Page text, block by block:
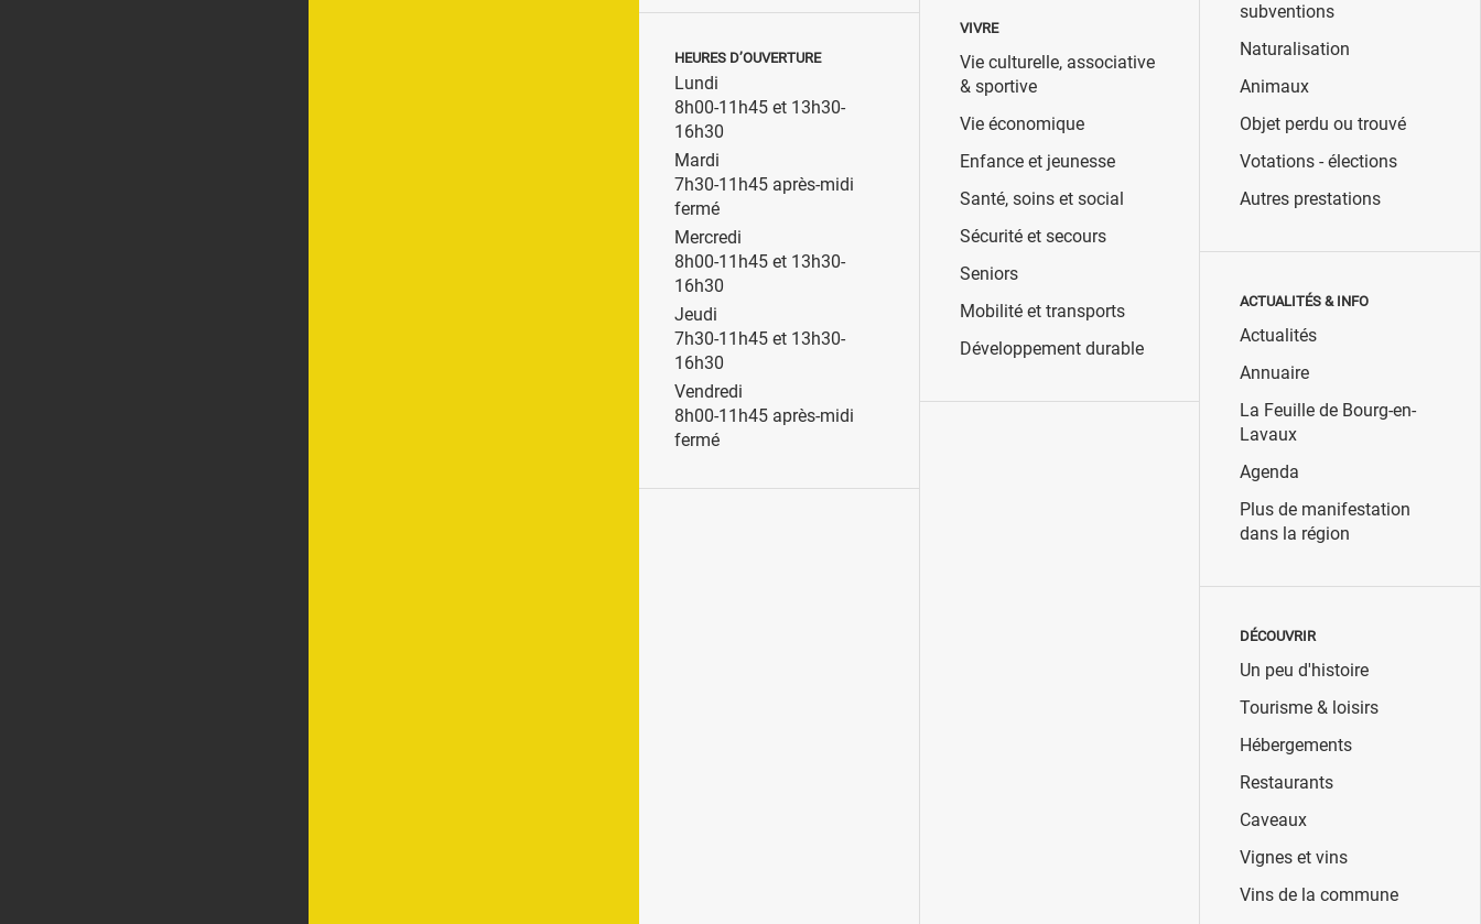
HEURES D’OUVERTURE
Lundi
8h00-11h45 et 13h30-
16h30
Mardi
7h30-11h45 après-midi
fermé
Mercredi
8h00-11h45 et 13h30-
16h30
Jeudi
7h30-11h45 et 13h30-
16h30
Vendredi
8h00-11h45 après-midi
fermé
VIVRE
Vie culturelle, associative
& sportive
Vie économique
Enfance et jeunesse
Santé, soins et social
Sécurité et secours
Seniors
Mobilité et transports
Développement durable
subventions
Naturalisation
Animaux
Objet perdu ou trouvé
Votations - élections
Autres prestations
ACTUALITÉS & INFO
Actualités
Annuaire
La Feuille de Bourg-en-
Lavaux
Agenda
Plus de manifestation
dans la région
DÉCOUVRIR
Un peu d'histoire
Tourisme & loisirs
Hébergements
Restaurants
Caveaux
Vignes et vins
Vins de la commune